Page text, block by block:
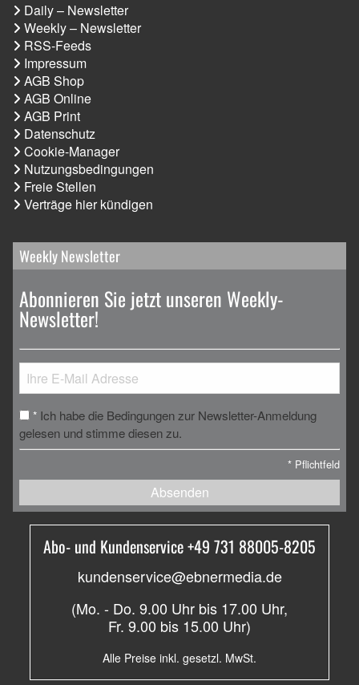
Daily – Newsletter
Weekly – Newsletter
RSS-Feeds
Impressum
AGB Shop
AGB Online
AGB Print
Datenschutz
Cookie-Manager
Nutzungsbedingungen
Freie Stellen
Verträge hier kündigen
Weekly Newsletter
Abonnieren Sie jetzt unseren Weekly-
Newsletter!
* Ich habe die Bedingungen zur Newsletter-Anmeldung
gelesen und stimme diesen zu.
* Pflichtfeld
Absenden
Abo- und Kundenservice +49 731 88005-8205
kundenservice@ebnermedia.de
(Mo. - Do. 9.00 Uhr bis 17.00 Uhr,
Fr. 9.00 bis 15.00 Uhr)
Alle Preise inkl. gesetzl. MwSt.